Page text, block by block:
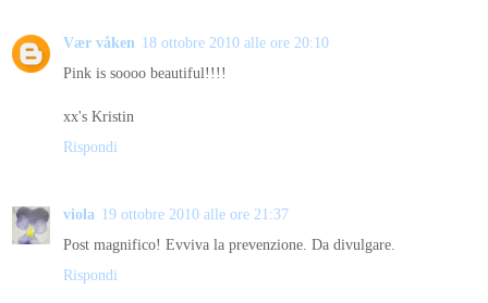
Vær våken 18 ottobre 2010 alle ore 20:10
Pink is soooo beautiful!!!!
xx's Kristin
Rispondi
viola 19 ottobre 2010 alle ore 21:37
Post magnifico! Evviva la prevenzione. Da divulgare.
Rispondi